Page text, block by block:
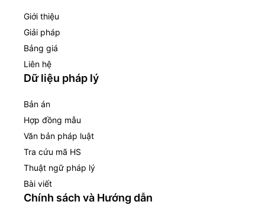
Giới thiệu
Giải pháp
Bảng giá
Liên hệ
Dữ liệu pháp lý
Bản án
Hợp đồng mẫu
Văn bản pháp luật
Tra cứu mã HS
Thuật ngữ pháp lý
Bài viết
Chính sách và Hướng dẫn